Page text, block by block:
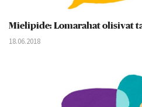
Mielipide: Lomarahat olisivat
18.06.2018